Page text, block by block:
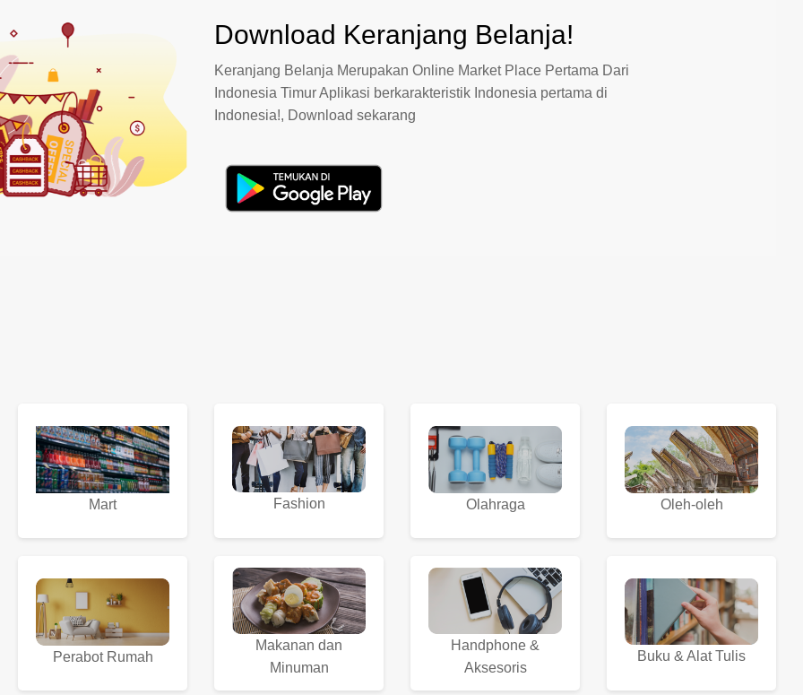
Download Keranjang Belanja!
Keranjang Belanja Merupakan Online Market Place Pertama Dari
Indonesia Timur Aplikasi berkarakteristik Indonesia pertama di
Indonesia!, Download sekarang
Mart Fashion Olahraga Oleh-oleh
Perabot Rumah
Makanan dan
Minuman
Handphone &
Aksesoris
Buku & Alat Tulis